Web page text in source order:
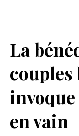
La
couples
en vain